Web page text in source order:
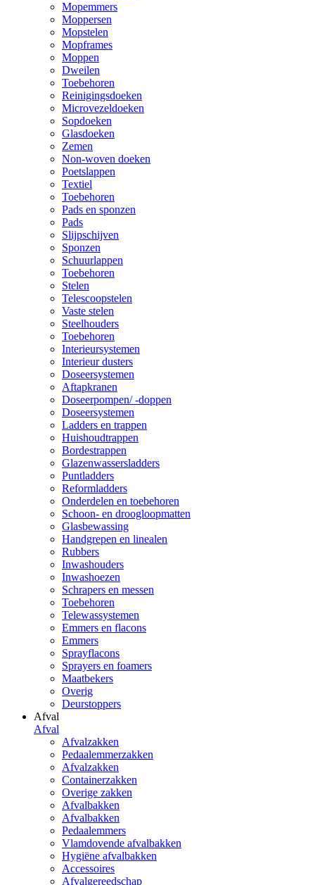
Mopemmers
Moppersen
Mopstelen
Mopframes
Moppen
Dweilen
Toebehoren
Reinigingsdoeken
Microvezeldoeken
Sopdoeken
Glasdoeken
Zemen
Non-woven doeken
Poetslappen
Textiel
Toebehoren
Pads en sponzen
Pads
Slijpschijven
Sponzen
Schuurlappen
Toebehoren
Stelen
Telescoopstelen
Vaste stelen
Steelhouders
Toebehoren
Interieursystemen
Interieur dusters
Doseersystemen
Aftapkranen
Doseerpompen/ -doppen
Doseersystemen
Ladders en trappen
Huishoudtrappen
Bordestrappen
Glazenwassersladders
Puntladders
Reformladders
Onderdelen en toebehoren
Schoon- en droogloopmatten
Glasbewassing
Handgrepen en linealen
Rubbers
Inwashouders
Inwashoezen
Schrapers en messen
Toebehoren
Telewassystemen
Emmers en flacons
Emmers
Sprayflacons
Sprayers en foamers
Maatbekers
Overig
Deurstoppers
Afval
Afval
Afvalzakken
Pedaalemmerzakken
Afvalzakken
Containerzakken
Overige zakken
Afvalbakken
Afvalbakken
Pedaalemmers
Vlamdovende afvalbakken
Hygiëne afvalbakken
Accessoires
Afvalgereedschap